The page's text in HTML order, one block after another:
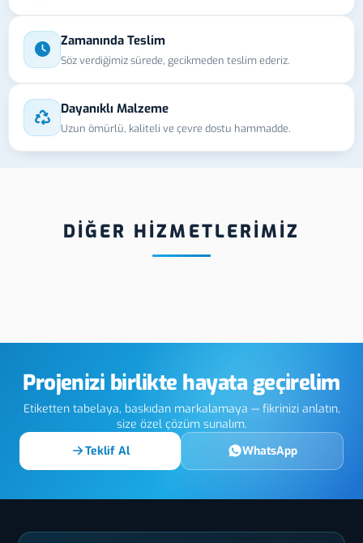
Zamanında Teslim
Söz verdiğimiz sürede, gecikmeden teslim ederiz.
Dayanıklı Malzeme
Uzun ömürlü, kaliteli ve çevre dostu hammadde.
DİĞER HİZMETLERİMİZ
Projenizi birlikte hayata geçirelim
Etiketten tabelaya, baskıdan markalamaya — fikrinizi anlatın,
size özel çözüm sunalım.
Teklif Al
WhatsApp